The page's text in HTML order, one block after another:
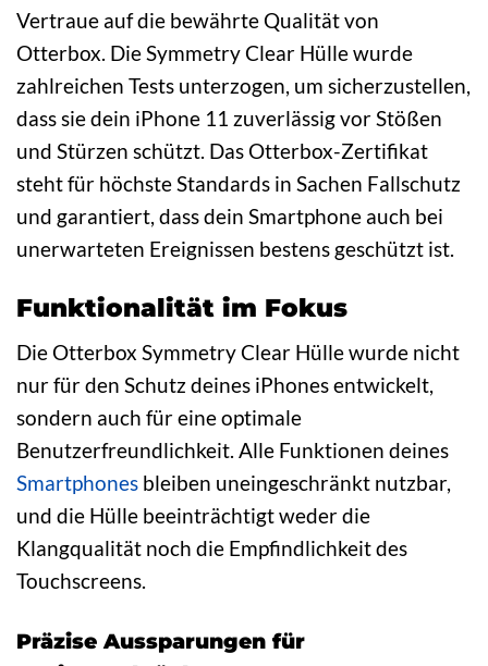
Vertraue auf die bewährte Qualität von
Otterbox. Die Symmetry Clear Hülle wurde
zahlreichen Tests unterzogen, um sicherzustellen,
dass sie dein iPhone 11 zuverlässig vor Stößen
und Stürzen schützt. Das Otterbox-Zertifikat
steht für höchste Standards in Sachen Fallschutz
und garantiert, dass dein Smartphone auch bei
unerwarteten Ereignissen bestens geschützt ist.
Funktionalität im Fokus
Die Otterbox Symmetry Clear Hülle wurde nicht
nur für den Schutz deines iPhones entwickelt,
sondern auch für eine optimale
Benutzerfreundlichkeit. Alle Funktionen deines
Smartphones bleiben uneingeschränkt nutzbar,
und die Hülle beeinträchtigt weder die
Klangqualität noch die Empfindlichkeit des
Touchscreens.
Präzise Aussparungen für